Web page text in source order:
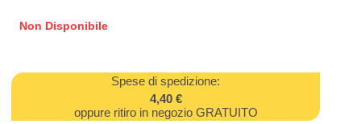
Non Disponibile
Spese di spedizione:
4,40 €
oppure ritiro in negozio GRATUITO